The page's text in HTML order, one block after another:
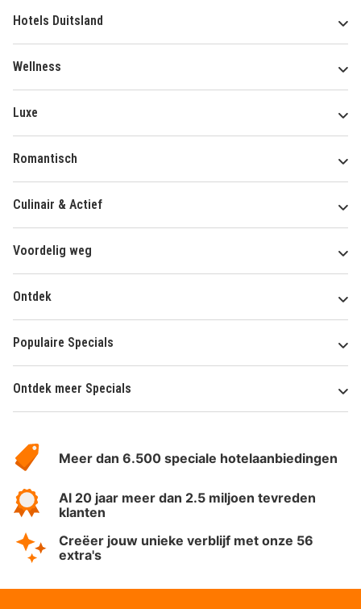
Hotels Duitsland
Wellness
Luxe
Romantisch
Culinair & Actief
Voordelig weg
Ontdek
Populaire Specials
Ontdek meer Specials
HotelSpecials
Meer dan 6.500 speciale hotelaanbiedingen
Al 20 jaar meer dan 2.5 miljoen tevreden
klanten
Creëer jouw unieke verblijf met onze 56
extra's